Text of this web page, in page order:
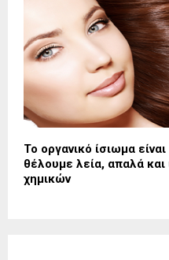
Το οργανικό ίσιωμα
θέλουμε λεία, απαλά
χημικών